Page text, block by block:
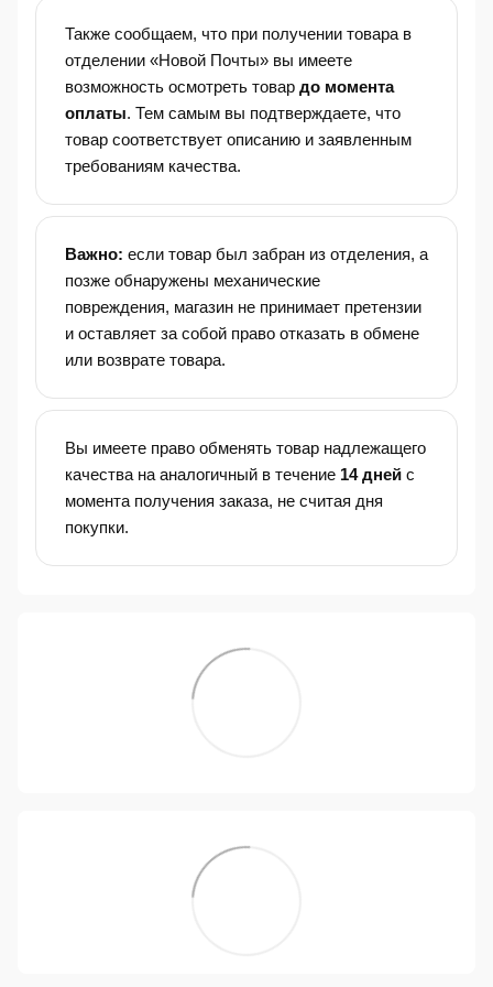
Также сообщаем, что при получении товара в
отделении «Новой Почты» вы имеете
возможность осмотреть товар до момента
оплаты. Тем самым вы подтверждаете, что
товар соответствует описанию и заявленным
требованиям качества.
Важно: если товар был забран из отделения, а
позже обнаружены механические
повреждения, магазин не принимает претензии
и оставляет за собой право отказать в обмене
или возврате товара.
Вы имеете право обменять товар надлежащего
качества на аналогичный в течение 14 дней с
момента получения заказа, не считая дня
покупки.